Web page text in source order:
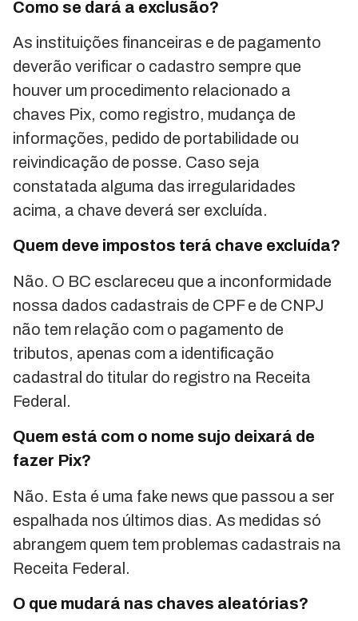
Como se dará a exclusão?
As instituições financeiras e de pagamento
deverão verificar o cadastro sempre que
houver um procedimento relacionado a
chaves Pix, como registro, mudança de
informações, pedido de portabilidade ou
reivindicação de posse. Caso seja
constatada alguma das irregularidades
acima, a chave deverá ser excluída.
Quem deve impostos terá chave excluída?
Não. O BC esclareceu que a inconformidade
nossa dados cadastrais de CPF e de CNPJ
não tem relação com o pagamento de
tributos, apenas com a identificação
cadastral do titular do registro na Receita
Federal.
Quem está com o nome sujo deixará de
fazer Pix?
Não. Esta é uma fake news que passou a ser
espalhada nos últimos dias. As medidas só
abrangem quem tem problemas cadastrais na
Receita Federal.
O que mudará nas chaves aleatórias?